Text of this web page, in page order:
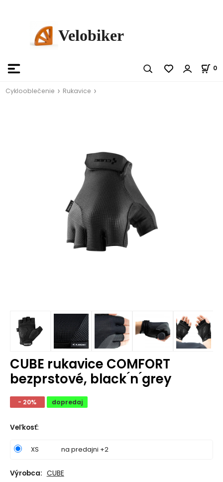
Velobiker
0
Cyklooblečenie Rukavice
CUBE rukavice COMFORT
bezprstové, black ́n ́grey
- 20% dopredaj
Veľkosť:
XS na predajni +2
Výrobca: CUBE